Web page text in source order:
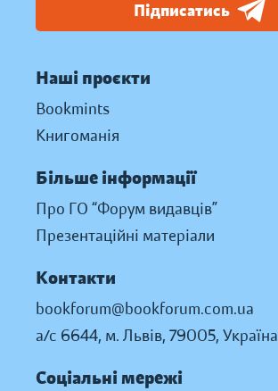
Підписатись
Наші проєкти
Bookmints
Книгоманія
Більше інформації
Про ГО “Форум видавців”
Презентаційні матеріали
Контакти
bookforum@bookforum.com.ua
а/с 6644, м. Львів, 79005, Україна
Соціальні мережі